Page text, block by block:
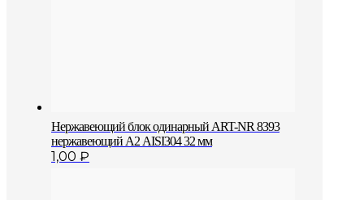
Нержавеющий блок одинарный АRT-NR 8393
нержавеющий А2 AISI304 32 мм
1,00 ₽